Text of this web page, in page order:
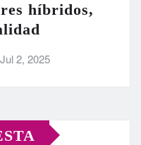
híbridos,
Jul 2, 2025